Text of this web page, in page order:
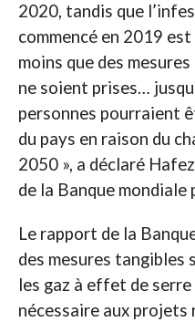
2020, tandis que
commencé en 2019
moins que des
ne soient prises…
personnes pourraient
du pays en raison du
2050 », a déclaré
de la Banque mondiale
Le rapport de la
des mesures tangibles
les gaz à effet de
nécessaire aux projets